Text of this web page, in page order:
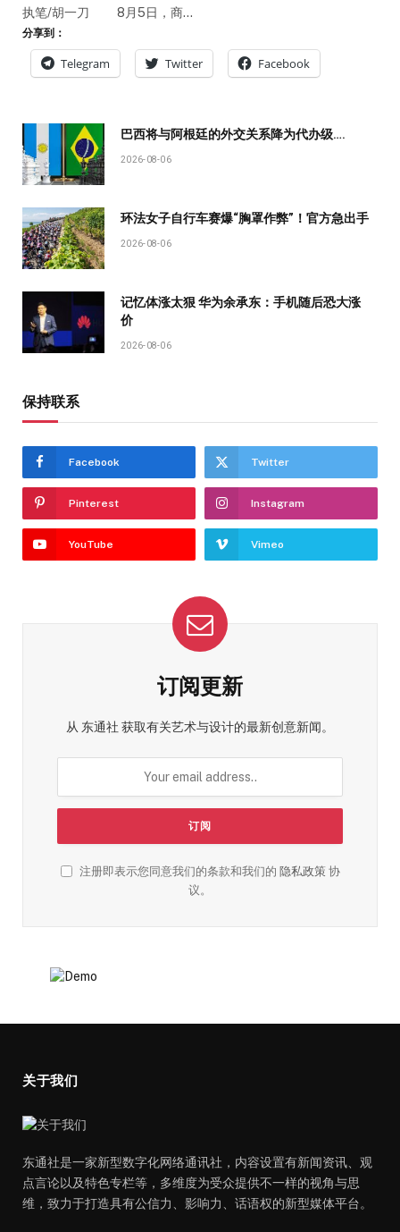
执笔/胡一刀 8月5日，商…
分享到：
Telegram Twitter Facebook
巴西将与阿根廷的外交关系降为代办级….
2026-08-06
环法女子自行车赛爆“胸罩作弊”！官方急出手
2026-08-06
记忆体涨太狠 华为余承东：手机随后恐大涨
价
2026-08-06
保持联系
Facebook Twitter
Pinterest Instagram
YouTube Vimeo
订阅更新
从 东通社 获取有关艺术与设计的最新创意新闻。
注册即表示您同意我们的条款和我们的 隐私政策协
议。
关于我们
东通社是一家新型数字化网络通讯社，内容设置有新闻资讯、观
点言论以及特色专栏等，多维度为受众提供不一样的视角与思
维，致力于打造具有公信力、影响力、话语权的新型媒体平台。